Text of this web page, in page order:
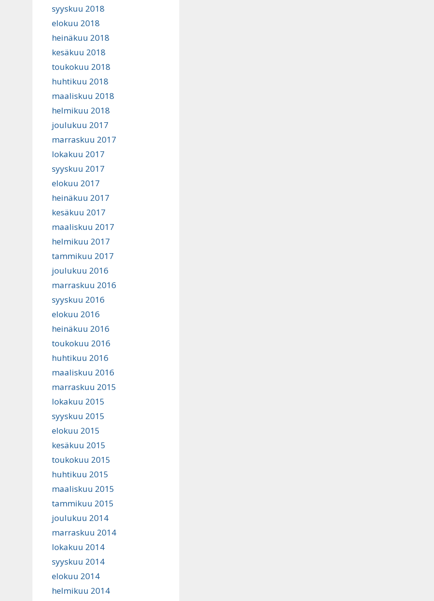
syyskuu 2018
elokuu 2018
heinäkuu 2018
kesäkuu 2018
toukokuu 2018
huhtikuu 2018
maaliskuu 2018
helmikuu 2018
joulukuu 2017
marraskuu 2017
lokakuu 2017
syyskuu 2017
elokuu 2017
heinäkuu 2017
kesäkuu 2017
maaliskuu 2017
helmikuu 2017
tammikuu 2017
joulukuu 2016
marraskuu 2016
syyskuu 2016
elokuu 2016
heinäkuu 2016
toukokuu 2016
huhtikuu 2016
maaliskuu 2016
marraskuu 2015
lokakuu 2015
syyskuu 2015
elokuu 2015
kesäkuu 2015
toukokuu 2015
huhtikuu 2015
maaliskuu 2015
tammikuu 2015
joulukuu 2014
marraskuu 2014
lokakuu 2014
syyskuu 2014
elokuu 2014
helmikuu 2014